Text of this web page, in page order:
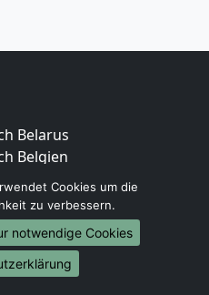
Belarus
Belgien
Bulgarien
Dänemark
England
Portugal
Bosnien
Cookies um die
zu verbessern.
notwendige Cookies